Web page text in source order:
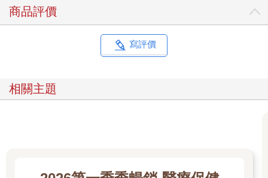
形至有形，由小至大，由少至多，由點至面，而且疫病會在附
著、相應等作用下擴大、蔓延。
古代中醫醫家以「氣」的概念來看病毒，雖無法感知細菌、病毒
等肉眼難見的病原體為何，也不見得懂得以口罩、酒精保護自
蔓延的發病，甚至死亡。當時的醫家已經懂得以中藥治療瘟病，
間所致。吳有性的瘟疫學說，是傳染病學史上一個偉大的創舉，
商品評價
寫評價
相關主題